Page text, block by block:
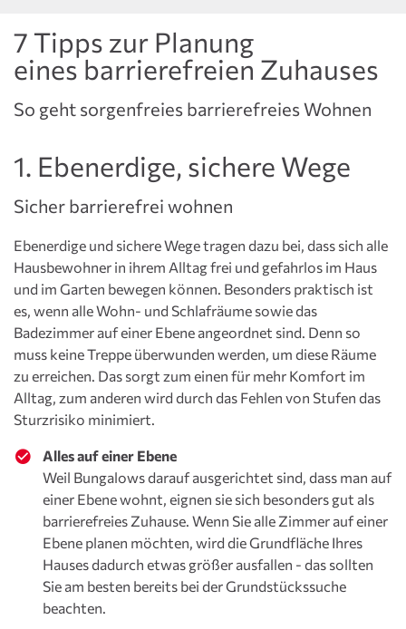
So geht sorgenfreies barrierefreies Wohnen
7 Tipps zur Planung
eines barrierefreien Zuhauses
Sicher barrierefrei wohnen
1. Ebenerdige, sichere Wege
Ebenerdige und sichere Wege tragen dazu bei, dass sich alle
Hausbewohner in ihrem Alltag frei und gefahrlos im Haus
und im Garten bewegen können. Besonders praktisch ist
es, wenn alle Wohn- und Schlafräume sowie das
Badezimmer auf einer Ebene angeordnet sind. Denn so
muss keine Treppe überwunden werden, um diese Räume
zu erreichen. Das sorgt zum einen für mehr Komfort im
Alltag, zum anderen wird durch das Fehlen von Stufen das
Sturzrisiko minimiert.
Alles auf einer Ebene
Weil Bungalows darauf ausgerichtet sind, dass man auf
einer Ebene wohnt, eignen sie sich besonders gut als
barrierefreies Zuhause. Wenn Sie alle Zimmer auf einer
Ebene planen möchten, wird die Grundfläche Ihres
Hauses dadurch etwas größer ausfallen - das sollten
Sie am besten bereits bei der Grundstückssuche
beachten.